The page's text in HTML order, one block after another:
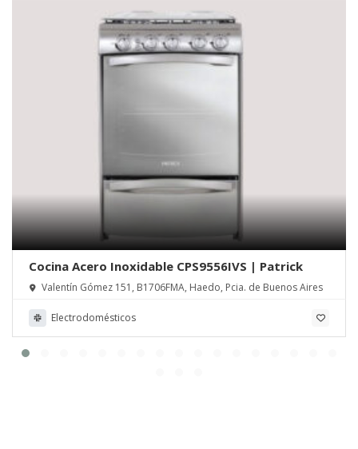
Cocina Acero Inoxidable CPS9556IVS | Patrick
Valentín Gómez 151, B1706FMA, Haedo, Pcia. de Buenos Aires
Electrodomésticos